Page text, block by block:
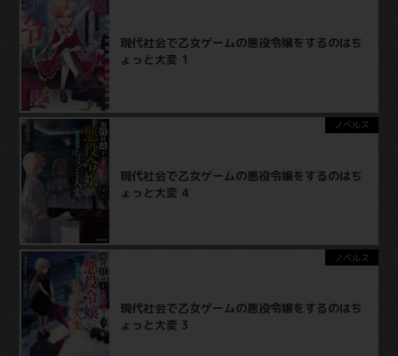
現代社会で乙女ゲームの悪役令嬢をするのはち
ょっと大変 1
ノベルス
現代社会で乙女ゲームの悪役令嬢をするのはち
ょっと大変 4
ノベルス
現代社会で乙女ゲームの悪役令嬢をするのはち
ょっと大変 3